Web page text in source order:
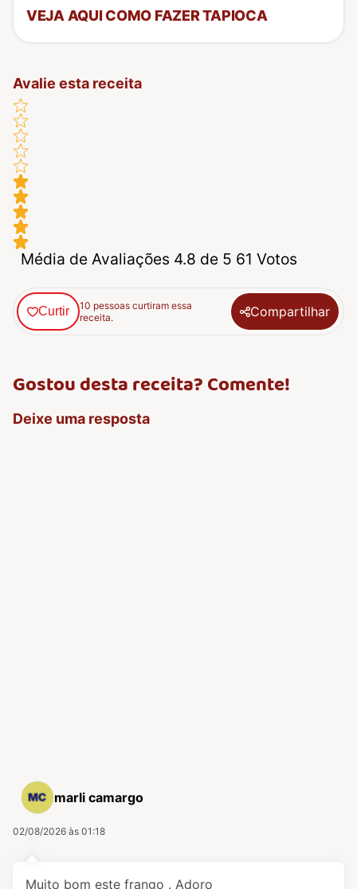
VEJA AQUI COMO FAZER TAPIOCA
Avalie esta receita
Média de Avaliações 4.8 de 5 61 Votos
Curtir
10 pessoas curtiram essa
receita.
Compartilhar
Gostou desta receita? Comente!
Deixe uma resposta
marli camargo
02/08/2026 às 01:18
Muito bom este frango . Adoro